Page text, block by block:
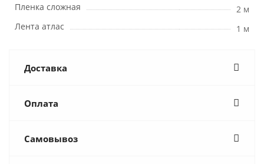
Пленка сложная
2 м
Лента атлас
1 м
Доставка
Оплата
Самовывоз